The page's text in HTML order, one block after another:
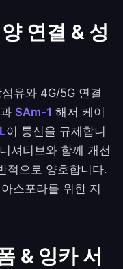
연결 & 성
유와 4G/5G 연결
과 SAm-1 해저 케이
이 통신을 규제합니
셔티브와 함께 개선
적으로 양호합니다.
스포라를 위한 지
& 잉카 서